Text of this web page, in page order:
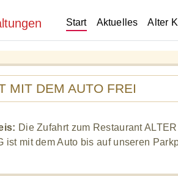
Start Aktuelles Alter
MIT DEM AUTO FREI
Die Zufahrt zum Restaurant ALTER
ist mit dem Auto bis auf unseren